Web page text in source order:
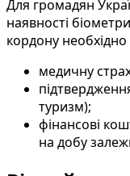
Для громадян
наявності
кордону
медичну
туризм);
фінансові
на добу